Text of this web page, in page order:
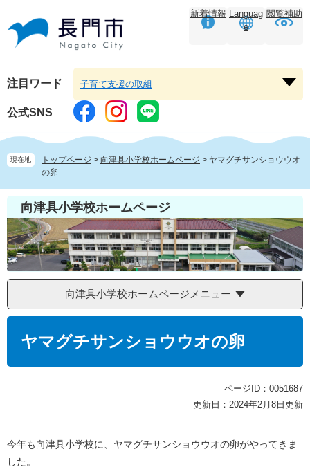
頭
す。
飛
し
本
文
へ
新着情報 Languag
e
閲覧補助
注目ワード
ー
を
く
子育て支援の取組
公式SNS
現在地 トップページ > 向津具小学校ホームページ > ヤマグチサンショウウオ
の卵
向津具小学校ホームページ
向津具小学校ホームページメニュー
ヤマグチサンショウウオの卵
ページID：0051687
更新日：2024年2月8日更新
今年も向津具小学校に、ヤマグチサンショウウオの卵がやってきま
した。